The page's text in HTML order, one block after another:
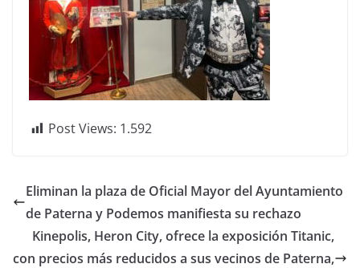
Post Views: 1.592
Eliminan la plaza de Oficial Mayor del Ayuntamiento
de Paterna y Podemos manifiesta su rechazo
Kinepolis, Heron City, ofrece la exposición Titanic,
con precios más reducidos a sus vecinos de Paterna,